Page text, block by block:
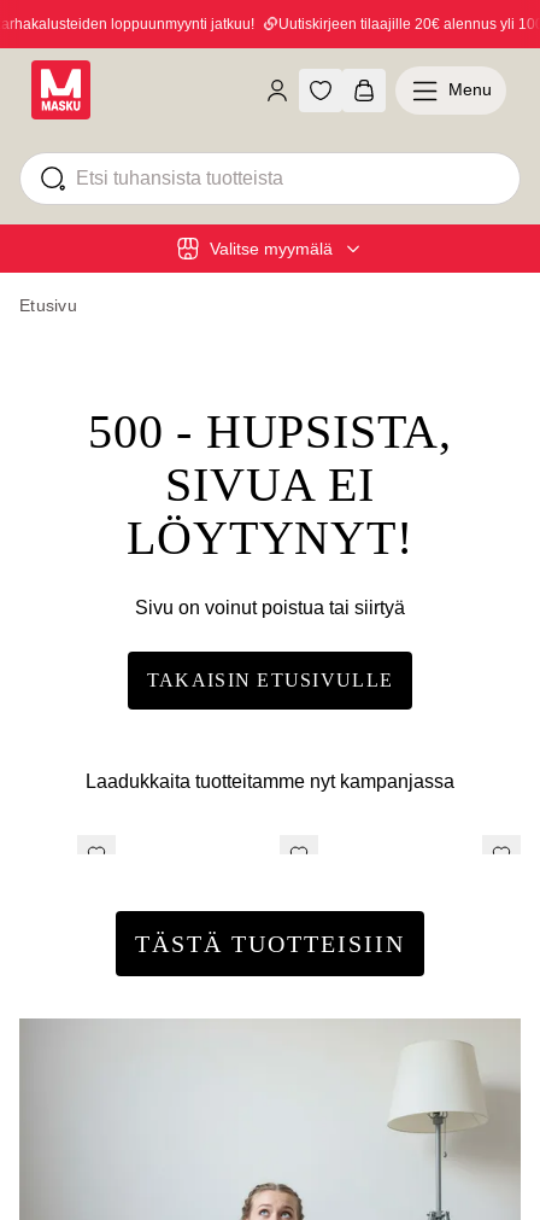
loppuunmyynti jatkuu! Uutiskirjeen tilaajille 20€ alennus yli
Valitse myymälä
Menu
Etusivu
500 - HUPSISTA,
SIVUA EI
LÖYTYNYT!
Sivu on voinut poistua tai siirtyä
TAKAISIN ETUSIVULLE
Laadukkaita tuotteitamme nyt kampanjassa
TÄSTÄ TUOTTEISIIN